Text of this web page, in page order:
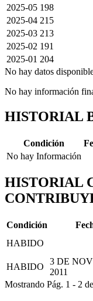
2025-05 198
2025-04 215
2025-03 213
2025-02 191
2025-01 204
No hay datos
No hay información
HISTORIAL
Condición
No hay Información
HISTORIAL
Condición
HABIDO
HABIDO
3 DE
2011
Mostrando Pág. 1 - 2 de